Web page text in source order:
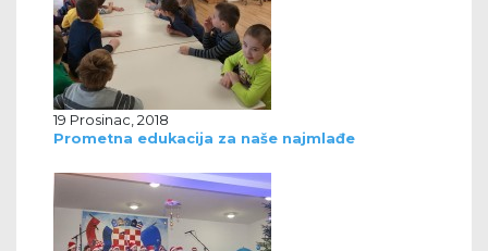
19 Prosinac, 2018
Prometna edukacija za naše najmlađe